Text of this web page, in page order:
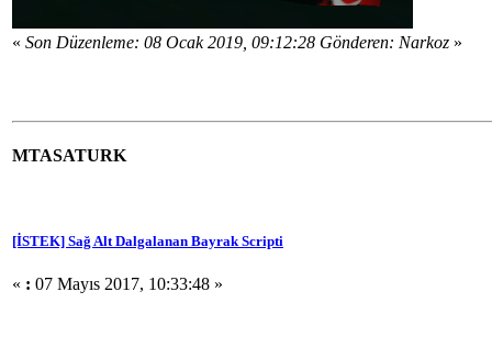
« Son Düzenleme: 08 Ocak 2019, 09:12:28 Gönderen: Narkoz »
MTASATURK
[İSTEK] Sağ Alt Dalgalanan Bayrak Scripti
« : 07 Mayıs 2017, 10:33:48 »